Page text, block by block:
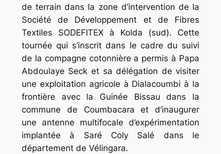
de terrain dans la zone d’intervention de la
Société de Développement et de Fibres
Textiles SODEFITEX à Kolda (sud). Cette
tournée qui s’inscrit dans le cadre du suivi
de la compagne cotonnière a permis à Papa
Abdoulaye Seck et sa délégation de visiter
une exploitation agricole à Dialacoumbi à la
frontière avec la Guinée Bissau dans la
commune de Coumbacara et d’inaugurer
une antenne multifocale d’expérimentation
implantée à Saré Coly Salé dans le
département de Vélingara.